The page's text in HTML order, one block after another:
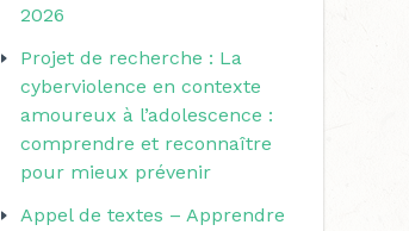
2026
Projet de recherche : La
cyberviolence en contexte
amoureux à l’adolescence :
comprendre et reconnaître
pour mieux prévenir
Appel de textes – Apprendre
e